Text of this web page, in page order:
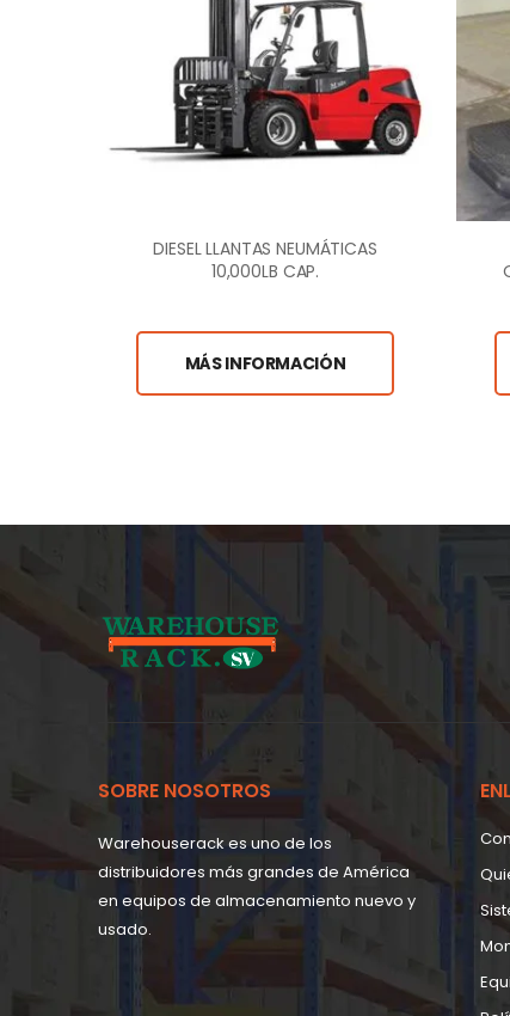
DIESEL LLANTAS NEUMÁTICAS
10,000LB CAP.
MÁS INFORMACIÓN
SOBRE NOSOTROS
Warehouserack es uno de los
distribuidores más grandes de América
en equipos de almacenamiento nuevo y
usado.